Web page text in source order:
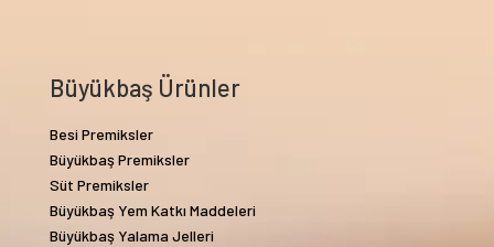
Büyükbaş Ürünler
Besi Premiksler
Büyükbaş Premiksler
Süt Premiksler
Büyükbaş Yem Katkı Maddeleri
Büyükbaş Yalama Jelleri